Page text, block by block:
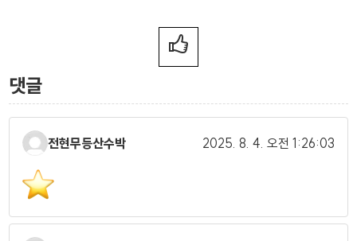
댓글
전현무등산수박 2025. 8. 4. 오전 1:26:03